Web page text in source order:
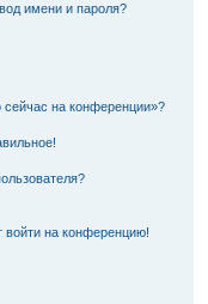
имени и пароля?
сейчас на конференции»?
войти на конференцию!